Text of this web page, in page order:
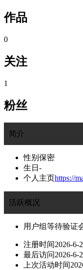
作品
0
关注
1
粉丝
简介
性别 保密
生日 -
个人主页https://
活跃概况
用户组等待验证
注册时间2026-6-
最后访问2026-6-
上次活动时间